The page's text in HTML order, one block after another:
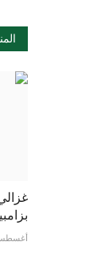
أغسطس 23,